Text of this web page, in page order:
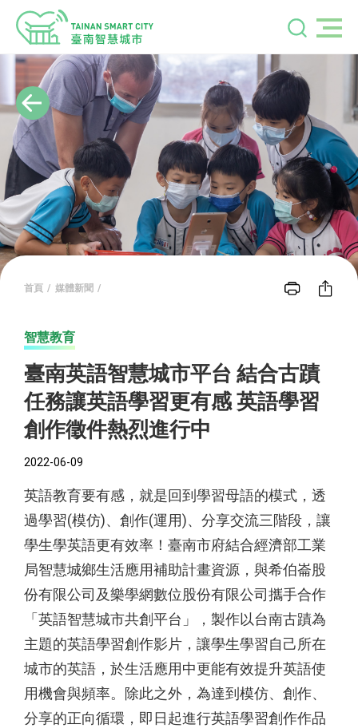
首頁 媒體新聞
智慧教育
臺南英語智慧城市平台 結合古蹟
任務讓英語學習更有感 英語學習
創作徵件熱烈進行中
2022-06-09
英語教育要有感，就是回到學習母語的模式，透
過學習(模仿)、創作(運用)、分享交流三階段，讓
學生學英語更有效率！臺南市府結合經濟部工業
局智慧城鄉生活應用補助計畫資源，與希伯崙股
份有限公司及樂學網數位股份有限公司攜手合作
「英語智慧城市共創平台」，製作以台南古蹟為
主題的英語學習創作影片，讓學生學習自己所在
城市的英語，於生活應用中更能有效提升英語使
用機會與頻率。除此之外，為達到模仿、創作、
分享的正向循環，即日起進行英語學習創作作品